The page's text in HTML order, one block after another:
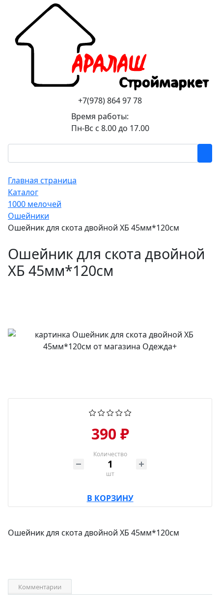
+7(978) 864 97 78
Время работы:
Пн-Вс с 8.00 до 17.00
Главная страница
Каталог
1000 мелочей
Ошейники
Ошейник для скота двойной ХБ 45мм*120см
Ошейник для скота двойной
ХБ 45мм*120см
390 ₽
Количество
шт
В КОРЗИНУ
Ошейник для скота двойной ХБ 45мм*120см
Комментарии